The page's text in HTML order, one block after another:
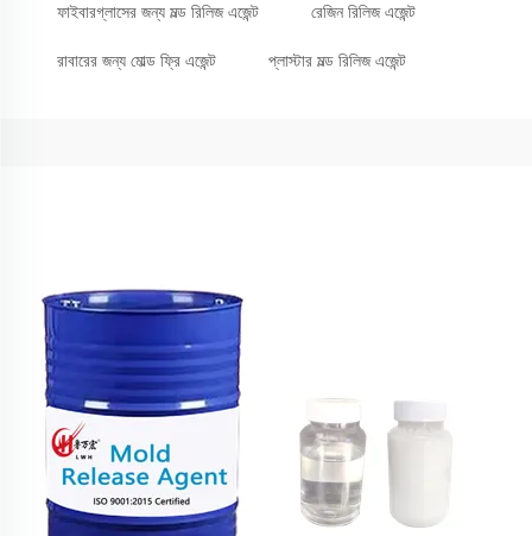
ফাইবারগ্লাসের জন্য মল্ড রিলিজ এজেন্ট রেজিন রিলিজ এজেন্ট
রাবারের জন্য মোল্ড ফ্রি এজেন্ট প্লাস্টার মল্ড রিলিজ এজেন্ট